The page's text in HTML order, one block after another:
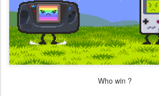
Who win ?